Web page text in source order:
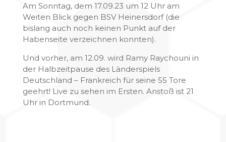
Am Sonntag, dem 17.09.23 um 12 Uhr am
Weiten Blick gegen BSV Heinersdorf (die
bislang auch noch keinen Punkt auf der
Habenseite verzeichnen konnten).
Und vorher, am 12.09. wird Ramy Raychouni in
der Halbzeitpause des Länderspiels
Deutschland – Frankreich für seine 55 Tore
geehrt! Live zu sehen im Ersten. Anstoß ist 21
Uhr in Dortmund.